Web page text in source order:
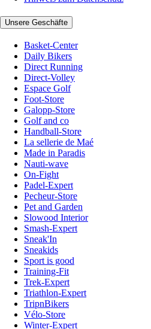
Unsere Geschäfte
Basket-Center
Daily Bikers
Direct Running
Direct-Volley
Espace Golf
Foot-Store
Galopp-Store
Golf and co
Handball-Store
La sellerie de Maé
Made in Paradis
Nauti-wave
On-Fight
Padel-Expert
Pecheur-Store
Pet and Garden
Slowood Interior
Smash-Expert
Sneak'In
Sneakids
Sport is good
Training-Fit
Trek-Expert
Triathlon-Expert
TripnBikers
Vélo-Store
Winter-Expert